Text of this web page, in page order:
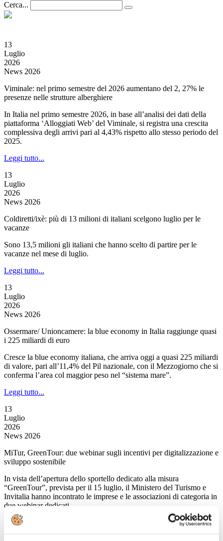
Cerca...
13
Luglio
2026
News 2026
Viminale: nel primo semestre del 2026 aumentano del 2, 27% le
presenze nelle strutture alberghiere
In Italia nel primo semestre 2026, in base all’analisi dei dati della
piattaforma ‘Alloggiati Web’ del Viminale, si registra una crescita
complessiva degli arrivi pari al 4,43% rispetto allo stesso periodo del
2025.
Leggi tutto...
13
Luglio
2026
News 2026
Coldiretti/ixè: più di 13 milioni di italiani scelgono luglio per le
vacanze
Sono 13,5 milioni gli italiani che hanno scelto di partire per le
vacanze nel mese di luglio.
Leggi tutto...
13
Luglio
2026
News 2026
Ossermare/ Unioncamere: la blue economy in Italia raggiunge quasi
i 225 miliardi di euro
Cresce la blue economy italiana, che arriva oggi a quasi 225 miliardi
di valore, pari all’11,4% del Pil nazionale, con il Mezzogiorno che si
conferma l’area col maggior peso nel “sistema mare”.
Leggi tutto...
13
Luglio
2026
News 2026
MiTur, GreenTour: due webinar sugli incentivi per digitalizzazione e
sviluppo sostenibile
In vista dell’apertura dello sportello dedicato alla misura
“GreenTour”, prevista per il 15 luglio, il Ministero del Turismo e
Invitalia hanno incontrato le imprese e le associazioni di categoria in
due webinar dedicati.
Leggi tutto...